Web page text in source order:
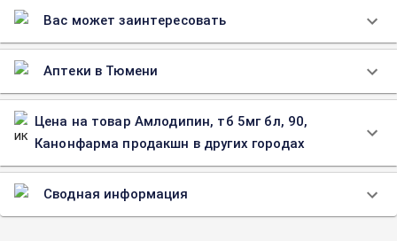
Вас может заинтересовать
Аптеки в Тюмени
Цена на товар Амлодипин, тб 5мг бл, 90,
Канонфарма продакшн в других городах
Сводная информация